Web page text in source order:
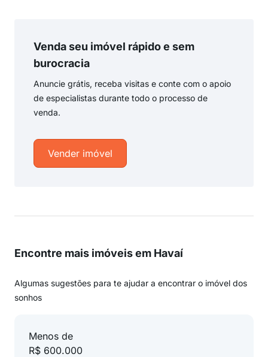
Venda seu imóvel rápido e sem
burocracia
Anuncie grátis, receba visitas e conte com o apoio
de especialistas durante todo o processo de
venda.
Vender imóvel
Encontre mais imóveis em Havaí
Algumas sugestões para te ajudar a encontrar o imóvel dos
sonhos
Menos de
R$ 600.000